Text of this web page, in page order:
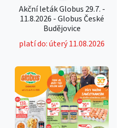
Akční leták Globus 29.7. -
11.8.2026 - Globus České
Budějovice
platí do: úterý 11.08.2026